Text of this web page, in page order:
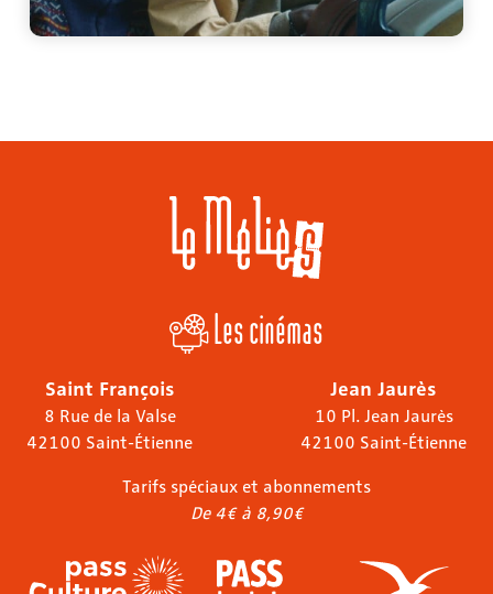
Les cinémas
Saint François
8 Rue de la Valse
42100 Saint-Étienne
Jean Jaurès
10 Pl. Jean Jaurès
42100 Saint-Étienne
Tarifs spéciaux et abonnements
De 4€ à 8,90€